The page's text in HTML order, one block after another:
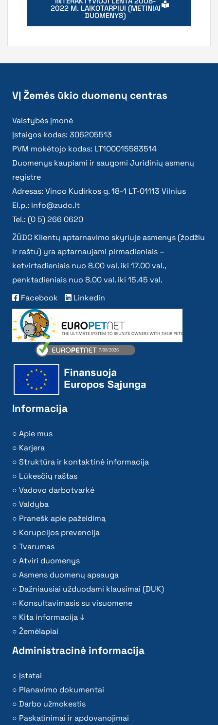
2022 M. LAIKOTARPIUI (METINIAI
DUOMENYS)
VĮ Žemės ūkio duomenų centras
Valstybės įmonė
Įstaigos kodas: 306205513
PVM mokėtojo kodas: LT100015583514
Duomenys kaupiami ir saugomi Juridinių asmenų
registre
Adresas: Vinco Kudirkos g. 18-1 LT-01113 Vilnius
El.p.: info@zudc.lt
Tel.: (0 5) 266 0620
ŽŪDC Klientų aptarnavimo skyriuje asmenys (žodžiu
ir raštu) yra aptarnaujami pirmadieniais –
ketvirtadieniais nuo 8.00 val. iki 17.00 val.,
penktadieniais nuo 8.00 val. iki 15.45 val.
Facebook
Linkedin
Informacija
Apie mus
Karjera
Struktūra ir kontaktinė informacija
Lūkesčių raštas
Vadovo darbotvarkė
Valdyba
Pranešk apie pažeidimą
Korupcijos prevencija
Tvarumas
Atviri duomenys
Asmens duomenų apsauga
Dažniausiai užduodami klausimai (DUK)
Konsultavimasis su visuomene
Kita informacija ↓
Žemėlapiai
Administracinė informacija
Įstatai
Planavimo dokumentai
Darbo užmokestis
Paskatinimai ir apdovanojimai